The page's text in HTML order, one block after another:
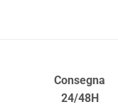
Consegna
24/48H